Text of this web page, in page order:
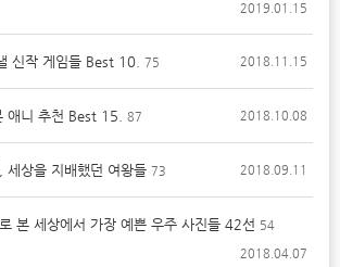
2019.01.15
신작 게임들 Best 10. 75 2018.11.15
애니 추천 Best 15. 87 2018.10.08
세상을 지배했던 여왕들 73 2018.09.11
본 세상에서 가장 예쁜 우주 사진들 42선 54
2018.04.07